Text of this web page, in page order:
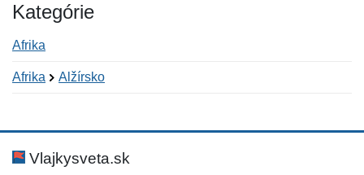
Kategórie
Afrika
Afrika Alžírsko
Hodnotenie:
Meno:
Vlajkysveta.sk